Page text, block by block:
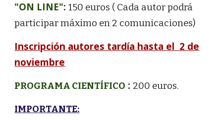
"ON LINE":150 euros ( Cada autor podrá
participar máximo en 2 comunicaciones)
Inscripción autores tardía hasta el 2 de
noviembre
PROGRAMA CIENTÍFICO : 200 euros.
IMPORTANTE: